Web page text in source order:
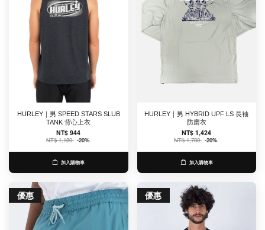
HURLEY｜男 SPEED STARS SLUB
TANK 背心上衣
NT$ 944
NT$ 1,180 -20%
加入購物車
HURLEY｜男 HYBRID UPF LS 長袖
防磨衣
NT$ 1,424
NT$ 1,780 -20%
加入購物車
優惠 優惠